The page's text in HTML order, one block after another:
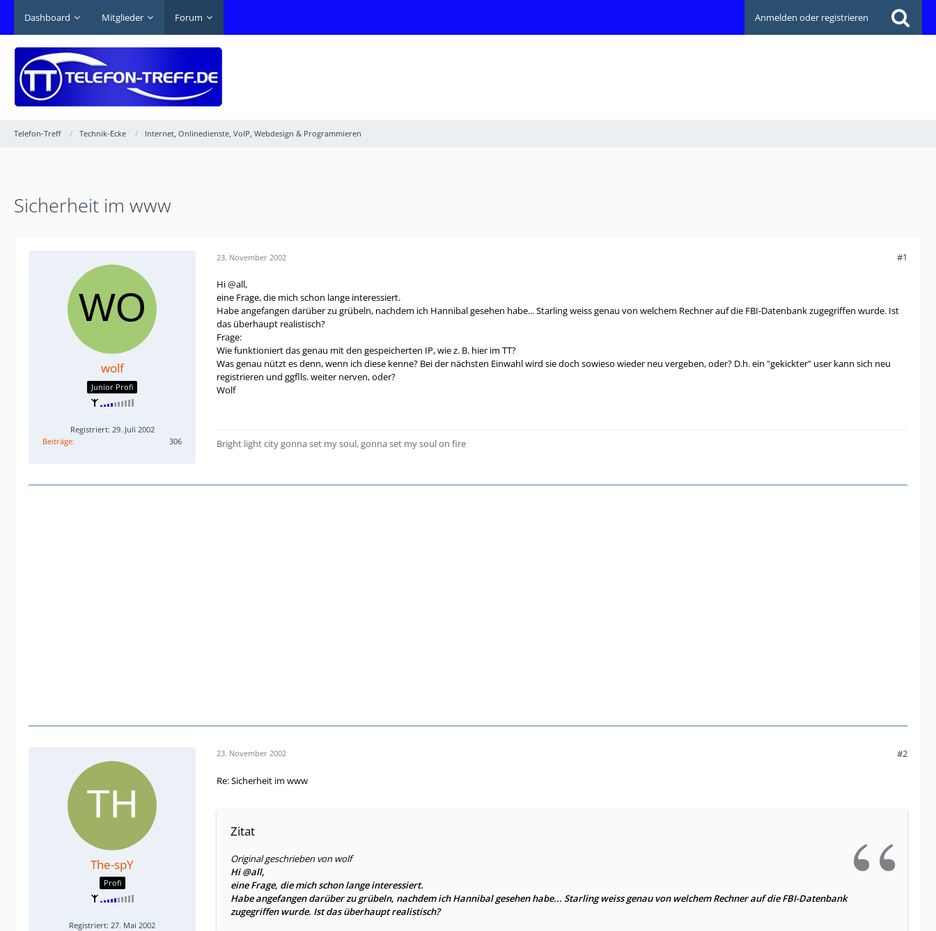
Dashboard Mitglieder Forum Anmelden oder registrieren
Telefon-Treff Technik-Ecke Internet, Onlinedienste, VoIP, Webdesign & Programmieren
Sicherheit im www
wolf
Junior Profi
Registriert: 29. Juli 2002
Beiträge
306
23. November 2002 #1
Hi @all,
eine Frage, die mich schon lange interessiert.
Habe angefangen darüber zu grübeln, nachdem ich Hannibal gesehen habe... Starling weiss genau von welchem Rechner auf die FBI-Datenbank zugegriffen wurde. Ist
das überhaupt realistisch?
Frage:
Wie funktioniert das genau mit den gespeicherten IP, wie z. B. hier im TT?
Was genau nützt es denn, wenn ich diese kenne? Bei der nächsten Einwahl wird sie doch sowieso wieder neu vergeben, oder? D.h. ein "gekickter" user kann sich neu
registrieren und ggflls. weiter nerven, oder?
Wolf
Bright light city gonna set my soul, gonna set my soul on fire
The-spY
Profi
Registriert: 27. Mai 2002
23. November 2002 #2
Re: Sicherheit im www
Zitat
Original geschrieben von wolf
Hi @all,
eine Frage, die mich schon lange interessiert.
Habe angefangen darüber zu grübeln, nachdem ich Hannibal gesehen habe... Starling weiss genau von welchem Rechner auf die FBI-Datenbank
zugegriffen wurde. Ist das überhaupt realistisch?